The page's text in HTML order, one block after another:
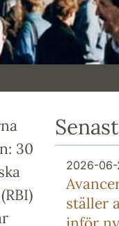
30
2026-06-
ställer